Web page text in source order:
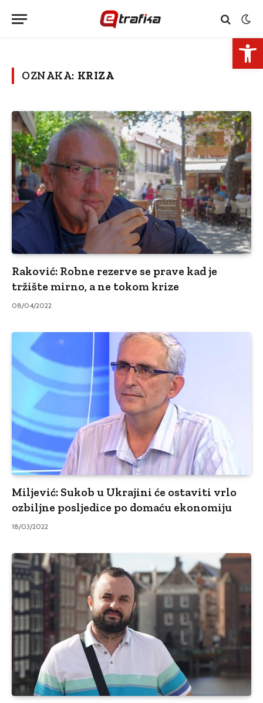
OZNAKA: KRIZA
Raković: Robne rezerve se prave kad je
tržište mirno, a ne tokom krize
08/04/2022
Miljević: Sukob u Ukrajini će ostaviti vrlo
ozbiljne posljedice po domaću ekonomiju
18/03/2022